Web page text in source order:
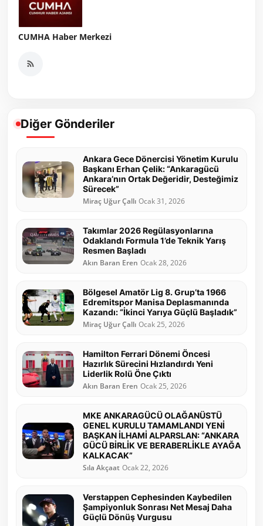
CUMHA Haber Merkezi
Diğer Gönderiler
Ankara Gece Dönercisi Yönetim Kurulu
Başkanı Erhan Çelik: “Ankaragücü
Ankara’nın Ortak Değeridir, Desteğimiz
Sürecek”
Miraç Uğur Çallı Ocak 31, 2026
Takımlar 2026 Regülasyonlarına
Odaklandı Formula 1’de Teknik Yarış
Resmen Başladı
Akın Baran Eren Ocak 28, 2026
Bölgesel Amatör Lig 8. Grup’ta 1966
Edremitspor Manisa Deplasmanında
Kazandı: “İkinci Yarıya Güçlü Başladık”
Miraç Uğur Çallı Ocak 25, 2026
Hamilton Ferrari Dönemi Öncesi
Hazırlık Sürecini Hızlandırdı Yeni
Liderlik Rolü Öne Çıktı
Akın Baran Eren Ocak 25, 2026
MKE ANKARAGÜCÜ OLAĞANÜSTÜ
GENEL KURULU TAMAMLANDI YENİ
BAŞKAN İLHAMİ ALPARSLAN: “ANKARA
GÜCÜ BİRLİK VE BERABERLİKLE AYAĞA
KALKACAK”
Sıla Akçaat Ocak 22, 2026
Verstappen Cephesinden Kaybedilen
Şampiyonluk Sonrası Net Mesaj Daha
Güçlü Dönüş Vurgusu